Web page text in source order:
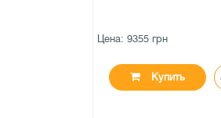
Цена: 9355 грн
Купить